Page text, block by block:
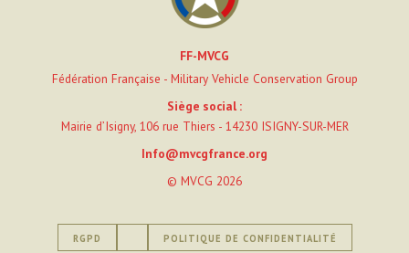
FF-MVCG
Fédération Française - Military Vehicle Conservation Group
Siège social :
Mairie d’Isigny, 106 rue Thiers - 14230 ISIGNY-SUR-MER
Info@mvcgfrance.org
© MVCG 2026
RGPD POLITIQUE DE CONFIDENTIALITÉ